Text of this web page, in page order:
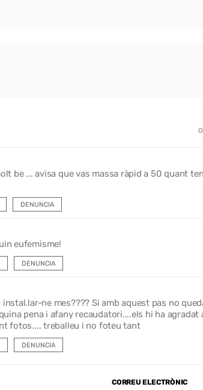
be ... avisa que vas massa ràpid a 50 quant
DENUNCIA
eufemisme!
DENUNCIA
ne mes???? Si amb aquest pas no
pena i afany recaudatori....els hi ha agradat
fotos.... treballeu i no foteu tant
DENUNCIA
CORREU ELECTRÒNIC